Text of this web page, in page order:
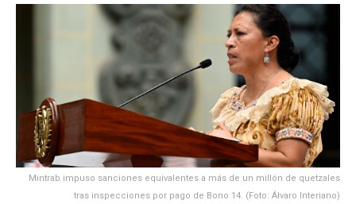
Mintrab impuso sanciones equivalentes a más de un millón de quetzales
tras inspecciones por pago de Bono 14. (Foto: Álvaro Interiano)